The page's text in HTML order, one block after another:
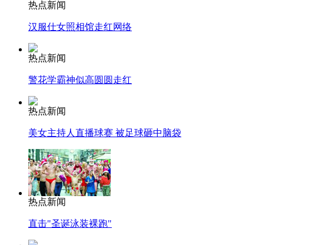
热点新闻
汉服仕女照相馆走红网络
热点新闻
警花学霸神似高圆圆走红
热点新闻
美女主持人直播球赛 被足球砸中脑袋
热点新闻
直击"圣诞泳装裸跑"